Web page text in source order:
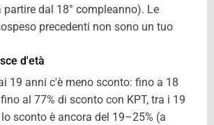
partire dal 18° compleanno). Le
precedenti non sono un tuo
d'età
19 anni c'è meno sconto: fino a 18
al 77% di sconto con KPT, tra i 19
sconto è ancora del 19–25% (a